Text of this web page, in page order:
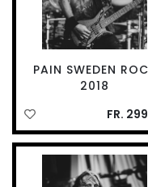
PAIN SWEDEN
2018
FR.